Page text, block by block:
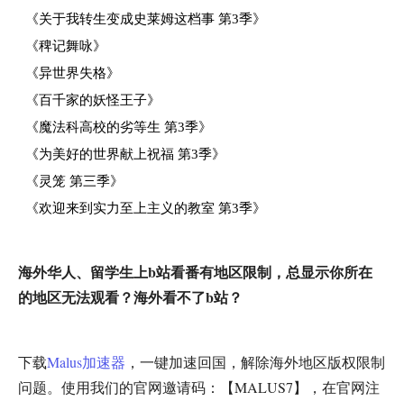
《关于我转生变成史莱姆这档事 第3季》
《稗记舞咏》
《异世界失格》
《百千家的妖怪王子》
《魔法科高校的劣等生 第3季》
《为美好的世界献上祝福 第3季》
《灵笼 第三季》
《欢迎来到实力至上主义的教室 第3季》
海外华人、留学生上b站看番有地区限制，总显示你所在
的地区无法观看？海外看不了b站？
下载Malus加速器 ，一键加速回国，解除海外地区版权限制
问题。使用我们的官网邀请码：【MALUS7】，在官网注